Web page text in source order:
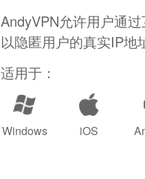
AndyVPN允许用户通
以隐匿用户的真实IP地
适用于：
Windows iOS